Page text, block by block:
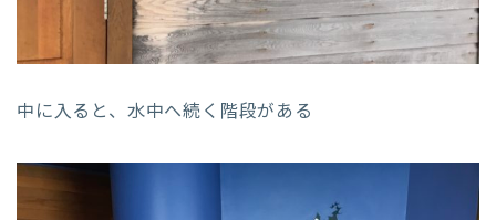
中に入ると、水中へ続く階段がある